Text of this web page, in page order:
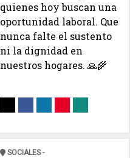
quienes hoy buscan una
oportunidad laboral. Que
nunca falte el sustento
ni la dignidad en
nuestros hogares. 🙏🌾
SOCIALES -